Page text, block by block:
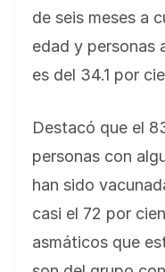
de seis meses a
edad y personas
es del 34.1 por
Destacó que el
personas con
han sido
casi el 72 por
asmáticos que